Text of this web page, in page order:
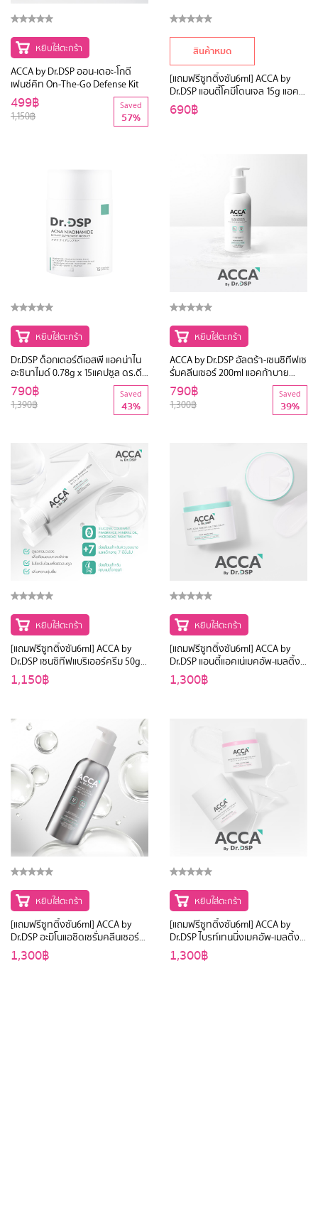
หยิบใส่ตะกร้า
ACCA by Dr.DSP ออน-เดอะ-โกดี
เฟนซ์คิท On-The-Go Defense Kit
1,150฿
499฿ Saved
57%
สินค้าหมด
[แถมฟรีซูทติ้งซัน6ml] ACCA by
Dr.DSP แอนตี้โคมีโดนเจล 15g แอค
ก้าบายดร.ดีเอสพี
690฿
หยิบใส่ตะกร้า
Dr.DSP ด็อกเตอร์ดีเอสพี แอคน่าไน
อะซินาไมด์ 0.78g x 15แคปซูล ดร.ดี
เอสพี
1,390฿
790฿ Saved
43%
หยิบใส่ตะกร้า
ACCA by Dr.DSP อัลตร้า-เซนซิทีฟเซ
รั่มคลีนเซอร์ 200ml แอคก้าบาย
ดร.ดีเอสพี
1,300฿
790฿ Saved
39%
หยิบใส่ตะกร้า
[แถมฟรีซูทติ้งซัน6ml] ACCA by
Dr.DSP เซนซิทีฟแบริเออร์ครีม 50g
แอคก้าบายดร.ดีเอสพี
1,150฿
หยิบใส่ตะกร้า
[แถมฟรีซูทติ้งซัน6ml] ACCA by
Dr.DSP แอนตี้แอคเน่เมคอัพ-เมลติ้ง
บาล์ม 40g แอคก้าบายดร.ดีเอสพี
1,300฿
หยิบใส่ตะกร้า
[แถมฟรีซูทติ้งซัน6ml] ACCA by
Dr.DSP อะมิโนแอซิดเซรั่มคลีนเซอร์
200ml แอคก้าบายดร.ดีเอสพี
1,300฿
หยิบใส่ตะกร้า
[แถมฟรีซูทติ้งซัน6ml] ACCA by
Dr.DSP ไบรท์เทนนิ่งเมคอัพ-เมลติ้ง
บาล์ม 40g แอคก้าบายดร.ดีเอสพี
1,300฿